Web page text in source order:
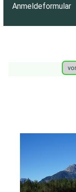
Anmeldeformular